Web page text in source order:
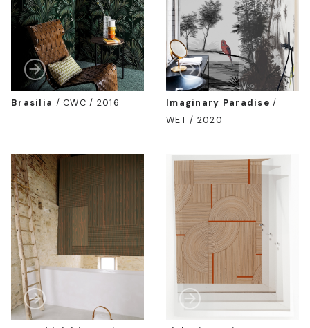
Brasilia /CWC / 2016 Imaginary Paradise /
WET / 2020